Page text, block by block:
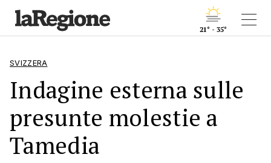
21° - 35°
SVIZZERA
Indagine esterna sulle
presunte molestie a
Tamedia